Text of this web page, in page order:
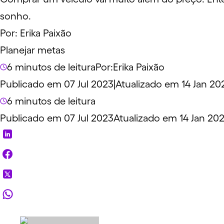
sonho.
Por: Erika Paixão
Planejar metas
6 minutos de leituraPor:Erika Paixão
Publicado em 07 Jul 2023 Atualizado em 14 Jan
6 minutos de leitura
Publicado em 07 Jul 2023Atualizado em 14 Jan